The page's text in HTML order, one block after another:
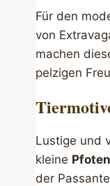
Für den
von
machen
pelzigen
Lustige und
kleine
der